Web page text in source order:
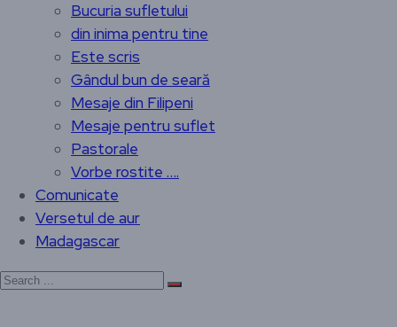
Bucuria sufletului
din inima pentru tine
Este scris
Gândul bun de seară
Mesaje din Filipeni
Mesaje pentru suflet
Pastorale
Vorbe rostite ….
Comunicate
Versetul de aur
Madagascar